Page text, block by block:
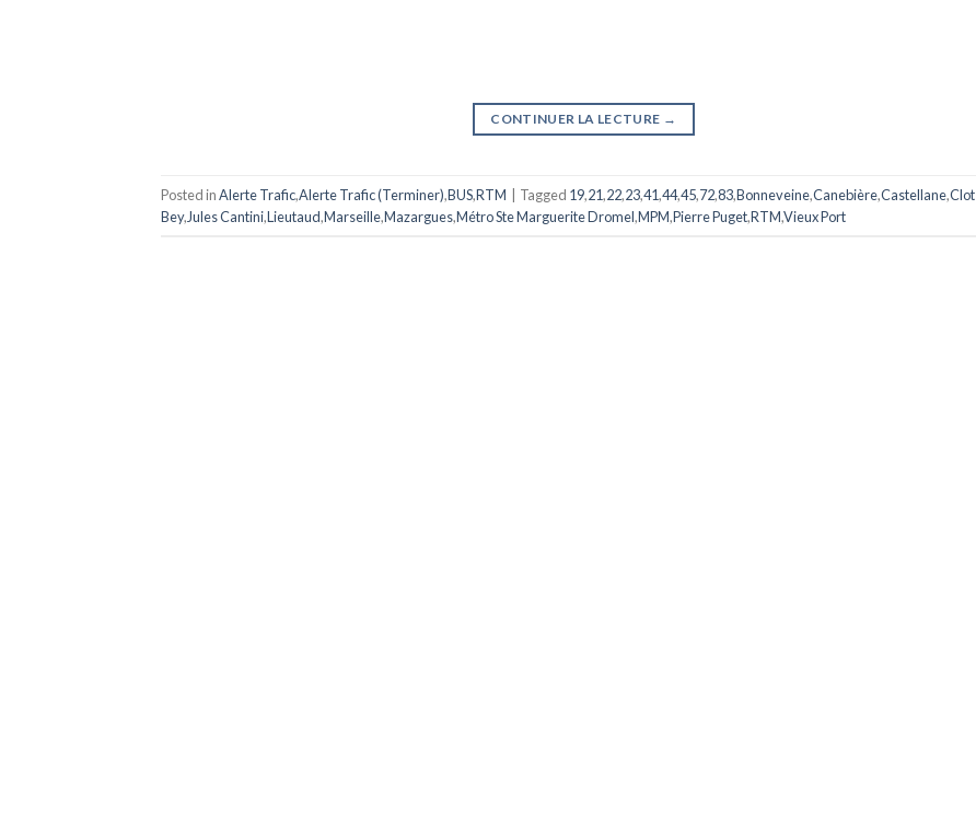
CONTINUER LA LECTURE →
Posted inAlerte Trafic,Alerte Trafic (Terminer),BUS,RTM | Tagged 19,21,22,23,41,44,45,72,83,Bonneveine,Canebière,Castellane,Clot
Bey,Jules Cantini,Lieutaud,Marseille,Mazargues,Métro Ste Marguerite Dromel,MPM,Pierre Puget,RTM,Vieux Port